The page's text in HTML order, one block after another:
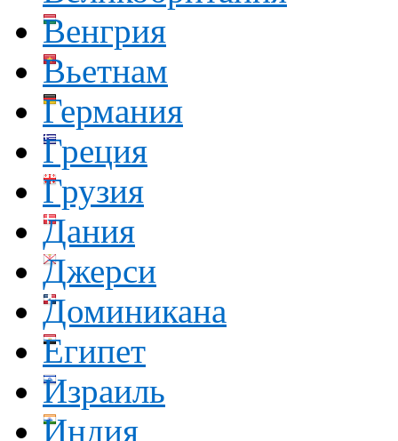
Венгрия
Вьетнам
Германия
Греция
Грузия
Дания
Джерси
Доминикана
Египет
Израиль
Индия